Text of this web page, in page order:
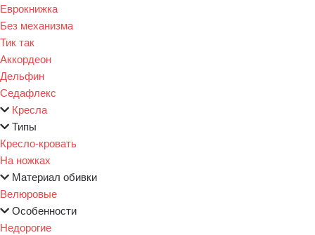
Еврокнижка
Без механизма
Тик так
Аккордеон
Дельфин
Седафлекс
Кресла
Типы
Кресло-кровать
На ножках
Материал обивки
Велюровые
Особенности
Недорогие